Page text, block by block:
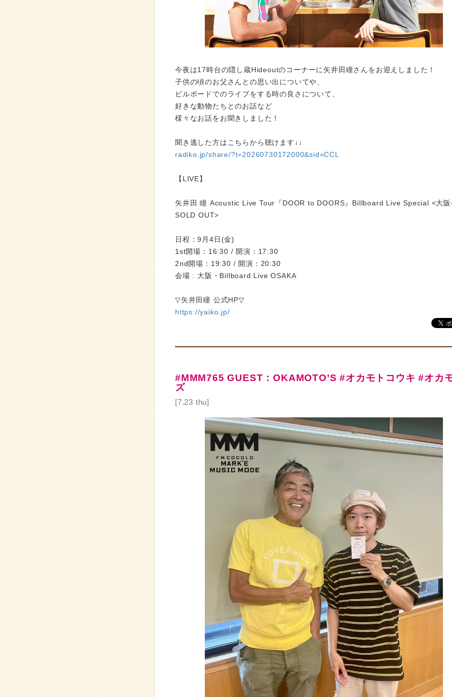
今夜は17時台の隠し蔵Hideoutのコーナーに矢井田瞳さんをお迎えしました！
子供の頃のお父さんとの思い出についてや、
ビルボードでのライブをする時の良さについて、
好きな動物たちとのお話など
様々なお話をお聞きしました！
聞き逃した方はこちらから聴けます↓↓
radiko.jp/share/?t=20260730172000&sid=CCL
【LIVE】
矢井田 瞳 Acoustic Live Tour『DOOR to DOORS』Billboard Live Special <大阪
SOLD OUT>
日程：9月4日(金)
1st開場：16:30 / 開演：17:30
2nd開場：19:30 / 開演：20:30
会場 : 大阪・Billboard Live OSAKA
▽矢井田瞳 公式HP▽
https://yaiko.jp/
#MMM765 GUEST：OKAMOTO’S #オカモトコウキ #オカ
ズ
[7.23 thu]